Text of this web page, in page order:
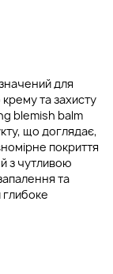
для
та захисту
blemish balm
що доглядає,
покриття
з чутливою
та